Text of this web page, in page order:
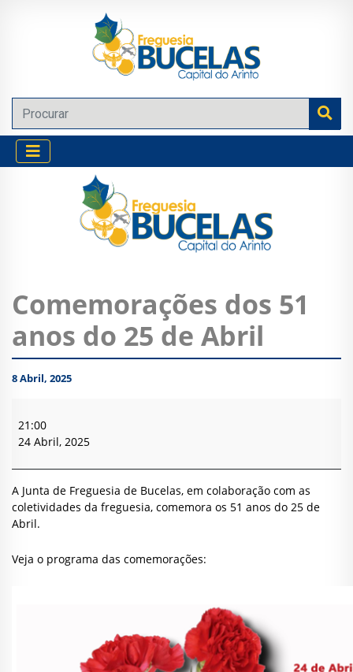
Comemorações dos 51
anos do 25 de Abril
8 Abril, 2025
dos
51
do
25
de
Abril
21:00
24 Abril, 2025
A Junta de Freguesia de Bucelas, em colaboração com as
coletividades da freguesia, comemora os 51 anos do 25 de
Abril.
Veja o programa das comemorações: